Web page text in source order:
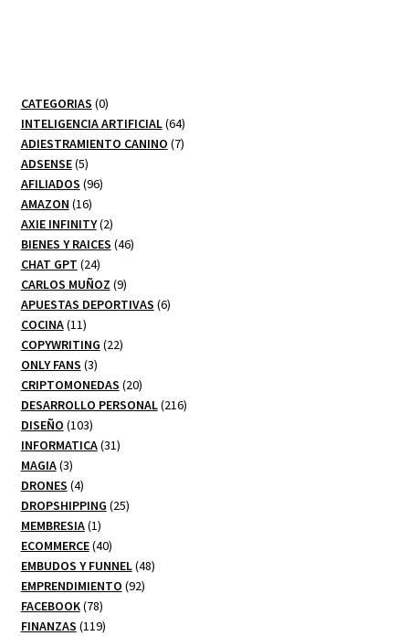
CATEGORIAS 00
productos
INTELIGENCIA ARTIFICIAL 6464
productos
ADIESTRAMIENTO CANINO 77
ADSENSE 55
productos
AFILIADOS 9696
AMAZON 1616
productos
AXIE INFINITY 22
productos
BIENES Y RAICES 4646
CHAT GPT 2424
productos
CARLOS MUÑOZ 99
productos
APUESTAS DEPORTIVAS 66
COCINA 1111
productos
COPYWRITING 2222
ONLY FANS 33
productos
CRIPTOMONEDAS 2020
productos
DESARROLLO PERSONAL 216216
DISEÑO 103103
productos
INFORMATICA 3131
MAGIA 33
productos
DRONES 44
productos
DROPSHIPPING 2525
MEMBRESIA 11
producto
ECOMMERCE 4040
productos
EMBUDOS Y FUNNEL 4848
EMPRENDIMIENTO 9292
FACEBOOK 7878
productos
FINANZAS 119119